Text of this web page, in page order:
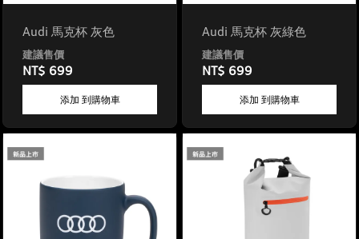
Audi 馬克杯 灰色
NT$ 699
添加 到購物車
Audi 馬克杯 灰綠色
NT$ 699
添加 到購物車